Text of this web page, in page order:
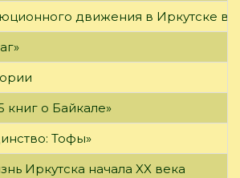
движения в Иркутске в
книг о Байкале»
Тофы»
Иркутска начала XX века